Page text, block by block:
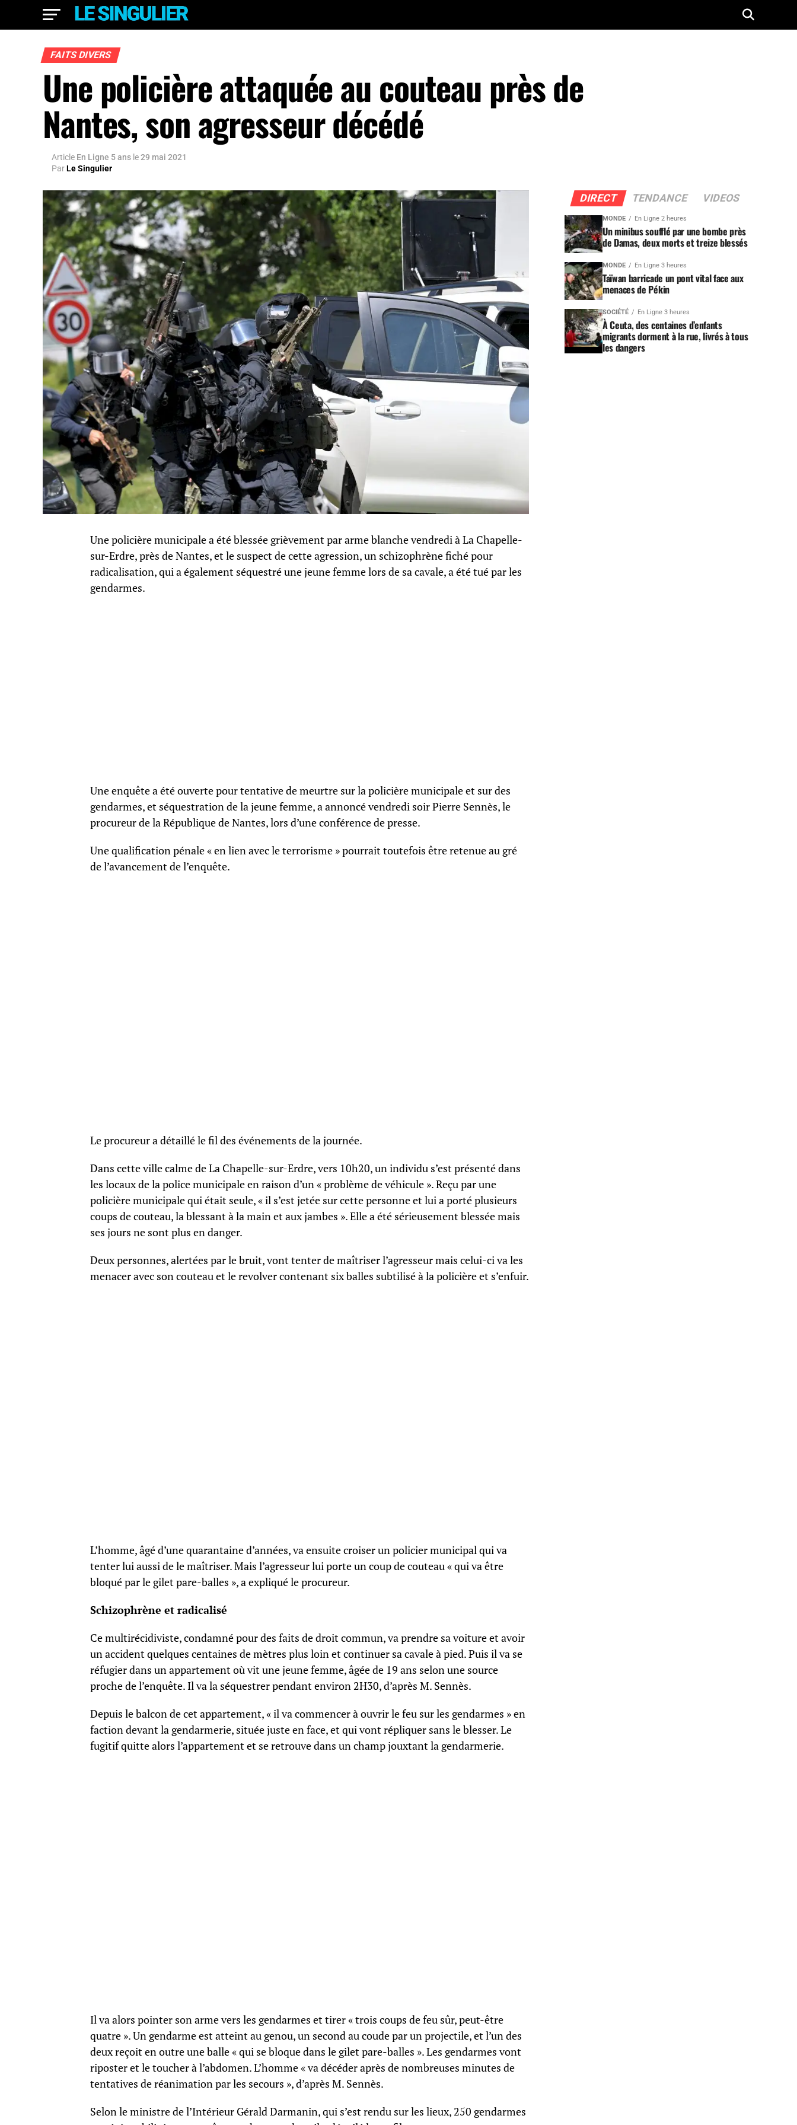
FAITS DIVERS
Une policière attaquée au couteau près de
Nantes, son agresseur décédé
Article En Ligne 5 ans le29 mai 2021
ParLe Singulier
Une policière municipale a été blessée grièvement par arme blanche vendredi à La Chapelle-
sur-Erdre, près de Nantes, et le suspect de cette agression, un schizophrène fiché pour
radicalisation, qui a également séquestré une jeune femme lors de sa cavale, a été tué par les
gendarmes.
Une enquête a été ouverte pour tentative de meurtre sur la policière municipale et sur des
gendarmes, et séquestration de la jeune femme, a annoncé vendredi soir Pierre Sennès, le
procureur de la République de Nantes, lors d’une conférence de presse.
Une qualification pénale « en lien avec le terrorisme » pourrait toutefois être retenue au gré
de l’avancement de l’enquête.
Le procureur a détaillé le fil des événements de la journée.
Dans cette ville calme de La Chapelle-sur-Erdre, vers 10h20, un individu s’est présenté dans
les locaux de la police municipale en raison d’un « problème de véhicule ». Reçu par une
policière municipale qui était seule, « il s’est jetée sur cette personne et lui a porté plusieurs
coups de couteau, la blessant à la main et aux jambes ». Elle a été sérieusement blessée mais
ses jours ne sont plus en danger.
Deux personnes, alertées par le bruit, vont tenter de maîtriser l’agresseur mais celui-ci va les
menacer avec son couteau et le revolver contenant six balles subtilisé à la policière et s’enfuir.
L’homme, âgé d’une quarantaine d’années, va ensuite croiser un policier municipal qui va
tenter lui aussi de le maîtriser. Mais l’agresseur lui porte un coup de couteau « qui va être
bloqué par le gilet pare-balles », a expliqué le procureur.
Schizophrène et radicalisé
Ce multirécidiviste, condamné pour des faits de droit commun, va prendre sa voiture et avoir
un accident quelques centaines de mètres plus loin et continuer sa cavale à pied. Puis il va se
réfugier dans un appartement où vit une jeune femme, âgée de 19 ans selon une source
proche de l’enquête. Il va la séquestrer pendant environ 2H30, d’après M. Sennès.
Depuis le balcon de cet appartement, « il va commencer à ouvrir le feu sur les gendarmes » en
faction devant la gendarmerie, située juste en face, et qui vont répliquer sans le blesser. Le
fugitif quitte alors l’appartement et se retrouve dans un champ jouxtant la gendarmerie.
Il va alors pointer son arme vers les gendarmes et tirer « trois coups de feu sûr, peut-être
quatre ». Un gendarme est atteint au genou, un second au coude par un projectile, et l’un des
deux reçoit en outre une balle « qui se bloque dans le gilet pare-balles ». Les gendarmes vont
riposter et le toucher à l’abdomen. L’homme « va décéder après de nombreuses minutes de
tentatives de réanimation par les secours », d’après M. Sennès.
Selon le ministre de l’Intérieur Gérald Darmanin, qui s’est rendu sur les lieux, 250 gendarmes
DIRECT TENDANCE VIDEOS
MONDE En Ligne 2 heures
Un minibus soufflé par une bombe près
de Damas, deux morts et treize blessés
MONDE En Ligne 3 heures
Taïwan barricade un pont vital face aux
menaces de Pékin
SOCIÉTÉ En Ligne 3 heures
À Ceuta, des centaines d’enfants
migrants dorment à la rue, livrés à tous
les dangers